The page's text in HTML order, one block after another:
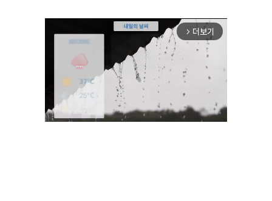
arrow_forward_ios 더보기